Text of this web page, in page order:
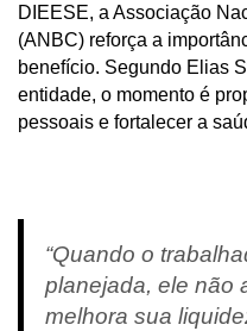
DIEESE, a Associação
(ANBC) reforça a
benefício. Segundo Elias
entidade, o momento é
pessoais e fortalecer a
“Quando o
planejada, ele não
melhora sua